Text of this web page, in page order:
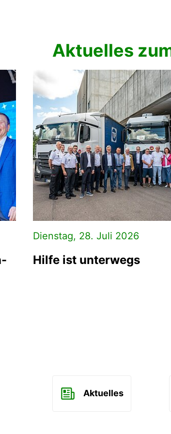
Aktuelles
Dienstag, 28. Juli 2026
Hilfe ist unterwegs
Aktuelles